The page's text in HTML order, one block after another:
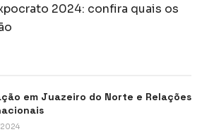
2024: confira quais os
em Juazeiro do Norte e Relações